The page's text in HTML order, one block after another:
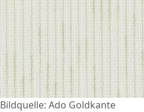
Ado Goldkante